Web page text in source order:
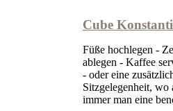
Cube
Füße hochlegen -
ablegen - Kaffee
- oder eine
Sitzgelegenheit, wo
immer man eine